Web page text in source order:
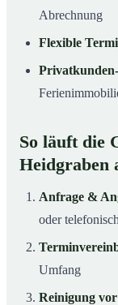
Abrechnung
Flexible
So läuft die
Heidgraben
Anfrage &
oder telefonisch
Umfang
Reinigung